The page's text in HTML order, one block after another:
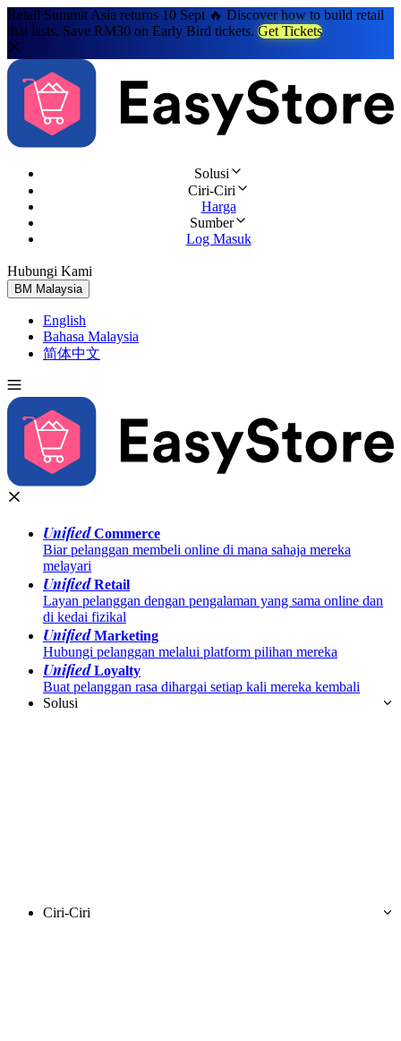
Retail Summit Asia returns 10 Sept 🔥 Discover how to build retail
that lasts. Save RM30 on Early Bird tickets. Get Tickets
Solusi
Ciri-Ciri
Harga
Sumber
Log Masuk
Hubungi Kami
BM Malaysia
English
Bahasa Malaysia
简体中文
UnifiedCommerce
Biar pelanggan membeli online di mana sahaja mereka
melayari
UnifiedRetail
Layan pelanggan dengan pengalaman yang sama online dan
di kedai fizikal
UnifiedMarketing
Hubungi pelanggan melalui platform pilihan mereka
UnifiedLoyalty
Buat pelanggan rasa dihargai setiap kali mereka kembali
Solusi
Ciri-Ciri